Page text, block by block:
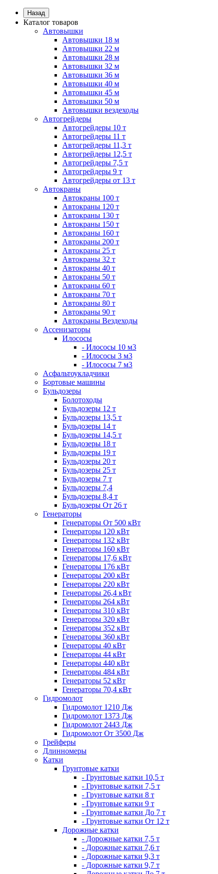
Назад
Каталог товаров
Автовышки
Автовышки 18 м
Автовышки 22 м
Автовышки 28 м
Автовышки 32 м
Автовышки 36 м
Автовышки 40 м
Автовышки 45 м
Автовышки 50 м
Автовышки вездеходы
Автогрейдеры
Автогрейдеры 10 т
Автогрейдеры 11 т
Автогрейдеры 11,3 т
Автогрейдеры 12,5 т
Автогрейдеры 7,5 т
Автогрейдеры 9 т
Автогрейдеры от 13 т
Автокраны
Автокраны 100 т
Автокраны 120 т
Автокраны 130 т
Автокраны 150 т
Автокраны 160 т
Автокраны 200 т
Автокраны 25 т
Автокраны 32 т
Автокраны 40 т
Автокраны 50 т
Автокраны 60 т
Автокраны 70 т
Автокраны 80 т
Автокраны 90 т
Автокраны Вездеходы
Ассенизаторы
Илососы
- Илососы 10 м3
- Илососы 3 м3
- Илососы 7 м3
Асфальтоукладчики
Бортовые машины
Бульдозеры
Болотоходы
Бульдозеры 12 т
Бульдозеры 13,5 т
Бульдозеры 14 т
Бульдозеры 14,5 т
Бульдозеры 18 т
Бульдозеры 19 т
Бульдозеры 20 т
Бульдозеры 25 т
Бульдозеры 7 т
Бульдозеры 7,4
Бульдозеры 8,4 т
Бульдозеры От 26 т
Генераторы
Генераторы От 500 кВт
Генераторы 120 кВт
Генераторы 132 кВт
Генераторы 160 кВт
Генераторы 17,6 кВт
Генераторы 176 кВт
Генераторы 200 кВт
Генераторы 220 кВт
Генераторы 26,4 кВт
Генераторы 264 кВт
Генераторы 310 кВт
Генераторы 320 кВт
Генераторы 352 кВт
Генераторы 360 кВт
Генераторы 40 кВт
Генераторы 44 кВт
Генераторы 440 кВт
Генераторы 484 кВт
Генераторы 52 кВт
Генераторы 70,4 кВт
Гидромолот
Гидромолот 1210 Дж
Гидромолот 1373 Дж
Гидромолот 2443 Дж
Гидромолот От 3500 Дж
Грейферы
Длинномеры
Катки
Грунтовые катки
- Грунтовые катки 10,5 т
- Грунтовые катки 7,5 т
- Грунтовые катки 8 т
- Грунтовые катки 9 т
- Грунтовые катки До 7 т
- Грунтовые катки От 12 т
Дорожные катки
- Дорожные катки 7,5 т
- Дорожные катки 7,6 т
- Дорожные катки 9,3 т
- Дорожные катки 9,7 т